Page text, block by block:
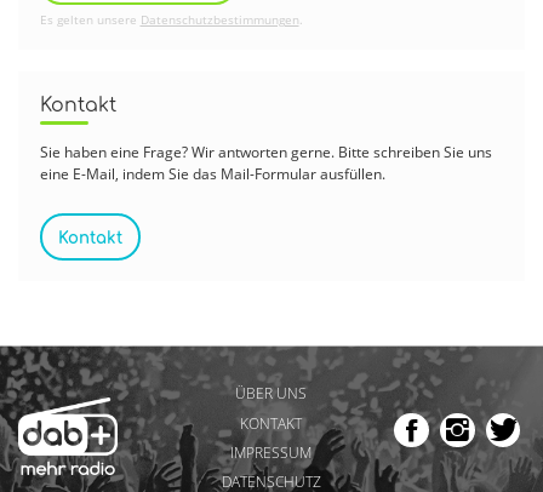
Es gelten unsere Datenschutzbestimmungen.
Kontakt
Sie haben eine Frage? Wir antworten gerne. Bitte schreiben Sie uns
eine E-Mail, indem Sie das Mail-Formular ausfüllen.
Kontakt
ÜBER UNS
KONTAKT
IMPRESSUM
DATENSCHUTZ